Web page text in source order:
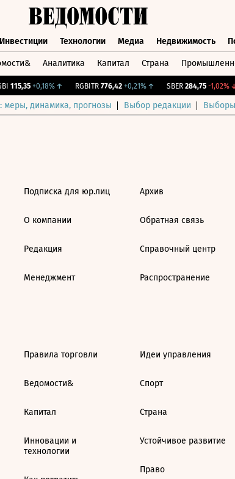
Инвестиции Технологии Медиа Недвижимость
Аналитика Капитал Страна
115,35 +0,18%↑ RGBITR 776,42 +0,21%↑ SBER 284,75 -1,02%↓
меры, динамика, прогнозы Выбор редакции Выборы
Подписка для юр.лиц
О компании
Редакция
Менеджмент
Архив
Обратная связь
Справочный центр
Распространение
Правила торговли
Ведомости&
Капитал
Инновации и
технологии
Идеи управления
Спорт
Страна
Устойчивое развитие
Право